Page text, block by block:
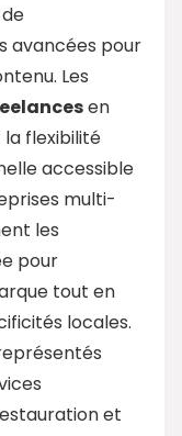
avancées pour
Les
en
flexibilité
accessible
multi-
les
pour
tout en
locales.
et